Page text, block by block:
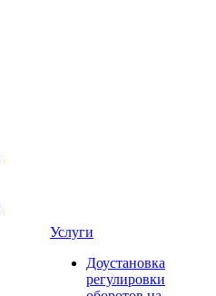
Услуги
Доустановка
регулировки